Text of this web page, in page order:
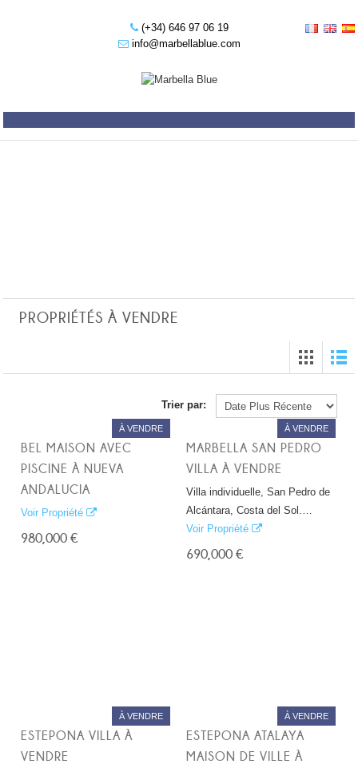
(+34) 646 97 06 19
info@marbellablue.com
PROPRIÉTÉS À VENDRE
Trier par:
À VENDRE
BEL MAISON AVEC
PISCINE À NUEVA
ANDALUCIA
Voir Propriété
980,000 €
À VENDRE
MARBELLA SAN PEDRO
VILLA À VENDRE
Villa individuelle, San Pedro de
Alcántara, Costa del Sol.…
Voir Propriété
690,000 €
À VENDRE
ESTEPONA VILLA À
VENDRE
À VENDRE
ESTEPONA ATALAYA
MAISON DE VILLE À